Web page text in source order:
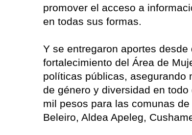
promover el acceso a
en todas sus formas.
Y se entregaron aportes
fortalecimiento del Área de
políticas públicas, asegurando
de género y diversidad en
mil pesos para las comunas
Beleiro, Aldea Apeleg,